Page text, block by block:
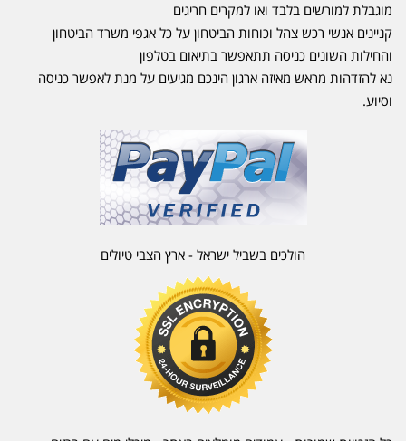
מוגבלת למורשים בלבד ואו למקרים חריגים
קניינים אנשי רכש צהל וכוחות הביטחון על כל אגפי משרד הביטחון
והחילות השונים כניסה תתאפשר בתיאום בטלפון
נא להזדהות מראש מאיזה ארגון הינכם מגיעים על מנת לאפשר כניסה
וסיוע.
הולכים בשביל ישראל - ארץ הצבי טיולים